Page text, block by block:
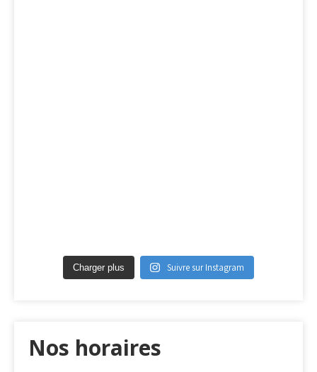
Charger plus Suivre sur Instagram
Nos horaires